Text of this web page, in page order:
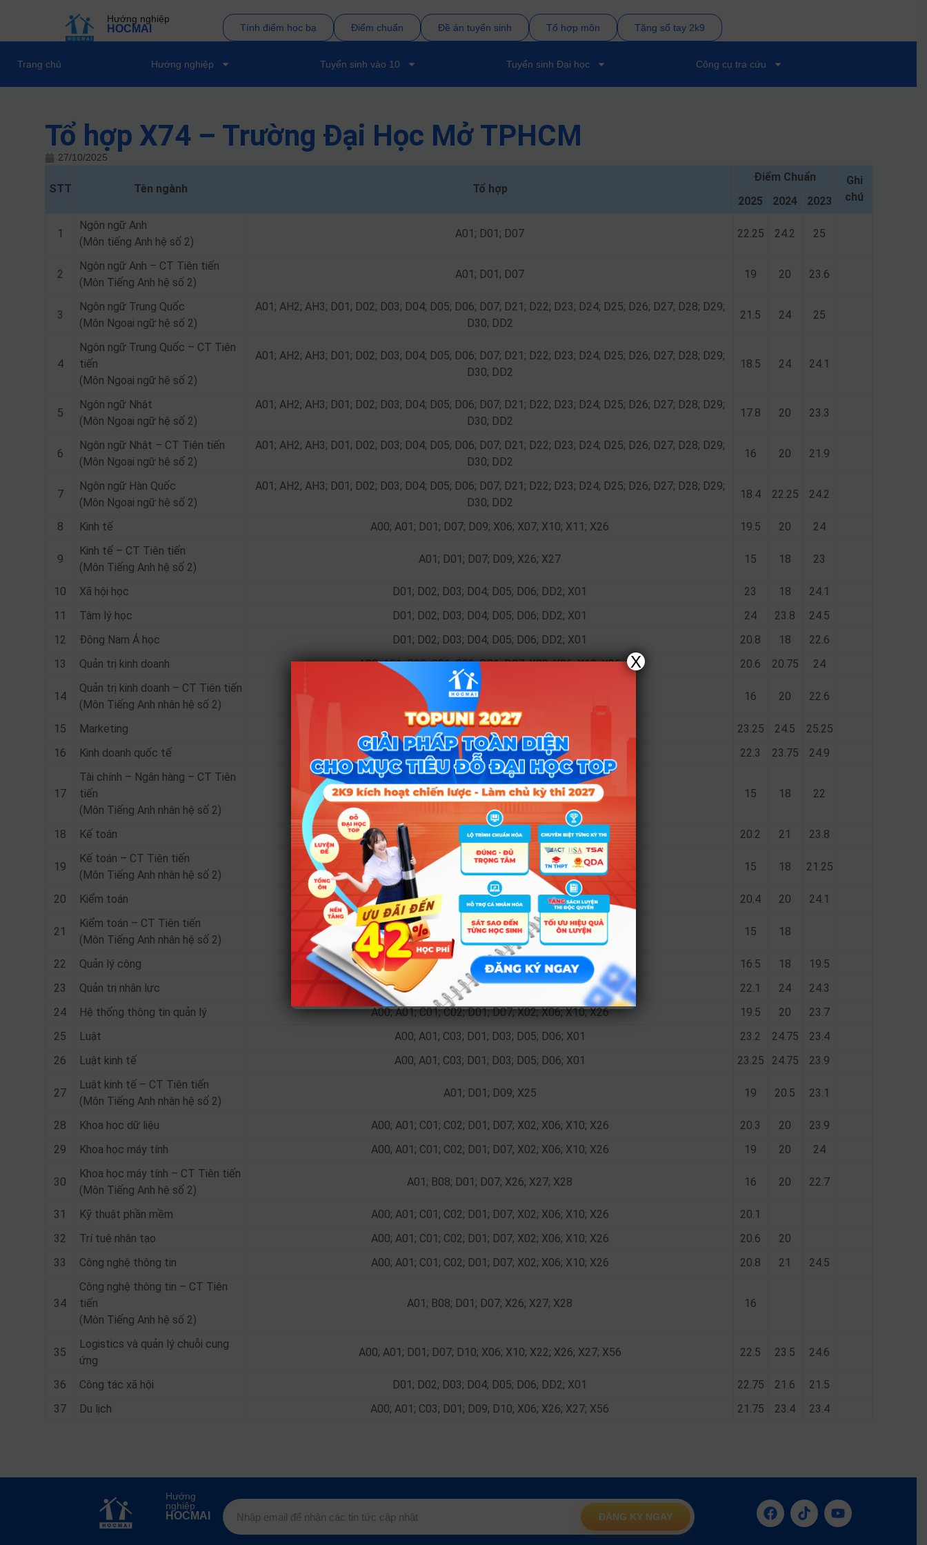
Hướng nghiệp
HOCMAI Tính điểm học bạ Điểm chuẩn Đề án tuyển sinh Tổ hợp môn Tặng sổ tay 2k9
Trang chủ Hướng nghiệp Tuyển sinh vào 10 Tuyển sinh Đại học Công cụ tra cứu
Tổ hợp X74 – Trường Đại Học Mở TPHCM
27/10/2025
STT Tên ngành Tổ hợp
Điểm Chuẩn
Ghi
chú
2025 2024 2023
1
Ngôn ngữ Anh
(Môn tiếng Anh hệ số 2)
A01; D01; D07 22.25 24.2 25
2
Ngôn ngữ Anh – CT Tiên tiến
(Môn Tiếng Anh hệ số 2)
A01; D01; D07 19 20 23.6
3
Ngôn ngữ Trung Quốc
(Môn Ngoại ngữ hệ số 2)
A01; AH2; AH3; D01; D02; D03; D04; D05; D06; D07; D21; D22; D23; D24; D25; D26; D27; D28; D29;
D30; DD2
21.5 24 25
4
Ngôn ngữ Trung Quốc – CT Tiên
tiến
(Môn Ngoại ngữ hệ số 2)
A01; AH2; AH3; D01; D02; D03; D04; D05; D06; D07; D21; D22; D23; D24; D25; D26; D27; D28; D29;
D30; DD2
18.5 24 24.1
5
Ngôn ngữ Nhật
(Môn Ngoại ngữ hệ số 2)
A01; AH2; AH3; D01; D02; D03; D04; D05; D06; D07; D21; D22; D23; D24; D25; D26; D27; D28; D29;
D30; DD2
17.8 20 23.3
6
Ngôn ngữ Nhật – CT Tiên tiến
(Môn Ngoại ngữ hệ số 2)
A01; AH2; AH3; D01; D02; D03; D04; D05; D06; D07; D21; D22; D23; D24; D25; D26; D27; D28; D29;
D30; DD2
16 20 21.9
7
Ngôn ngữ Hàn Quốc
(Môn Ngoại ngữ hệ số 2)
A01; AH2; AH3; D01; D02; D03; D04; D05; D06; D07; D21; D22; D23; D24; D25; D26; D27; D28; D29;
D30; DD2
18.4 22.25 24.2
8 Kinh tế A00; A01; D01; D07; D09; X06; X07; X10; X11; X26 19.5 20 24
9
Kinh tế – CT Tiên tiến
(Môn Tiếng Anh hệ số 2)
A01; D01; D07; D09; X26; X27 15 18 23
10 Xã hội học D01; D02; D03; D04; D05; D06; DD2; X01 23 18
24.1
11
Tâm lý học D01; D02; D03; D04; D05; D06; DD2; X01 24 23.8
24.5
12
Đông Nam Á học D01; D02; D03; D04; D05; D06; DD2; X01 20.8 18
22.6
13
Quản trị kinh doanh A00; A01; B08; C01; C02; D01; D07; X02; X06; X10; X26 20.6 20.75 24
14
Quản trị kinh doanh – CT Tiên tiến
(Môn Tiếng Anh nhân hệ số 2)
A01; B08; D01; D07; D09; X26; X27 16 20 22.6
15 Marketing A00; A01; C01; C02; D01; D07; D08; X02; X06; X10; X26 23.25 24.5
25.25
16
Kinh doanh quốc tế A00; A01; B08; C01; C02; D01; D07; X02; X06; X10; X26 22.3 23.75 24.9
17
Tài chính – Ngân hàng – CT Tiên
tiến
(Môn Tiếng Anh nhân hệ số 2)
A01; B08; D01; D07; D09; D10; X25; X26; X27; X28 15 18 22
18 Kế toán A00; A01; C01; C02; D01; D07; X02; X06; X10; X25; X26 20.2 21 23.8
19
Kế toán – CT Tiên tiến
(Môn Tiếng Anh nhân hệ số 2)
A01; D01; D07; X25; X26; X27; X28 15 18 21.25
20 Kiểm toán A00; A01; C01; C02; D01; D07; X02; X06; X10; X25; X26 20.4 20 24.1
21
Kiểm toán – CT Tiên tiến
(Môn Tiếng Anh nhân hệ số 2)
A01; D01; D07; X25; X26; X27; X28 15 18
22 Quản lý công A00; A01; D01; D07; D09; X06; X07; X10; X11; X26 16.5 18
19.5
23
Quản trị nhân lực A00; A01; C01; C03; D01; D09; X02; X06; X26; X27; X56 22.1 24
24.3
24
Hệ thống thông tin quản lý A00; A01; C01; C02; D01; D07; X02; X06; X10; X26 19.5 20
23.7
25
Luật A00; A01; C03; D01; D03; D05; D06; X01 23.2 24.75
23.4
26
Luật kinh tế A00; A01; C03; D01; D03; D05; D06; X01 23.25 24.75 23.9
27
Luật kinh tế – CT Tiên tiến
(Môn Tiếng Anh nhân hệ số 2)
A01; D01; D09; X25 19 20.5 23.1
28 Khoa học dữ liệu A00; A01; C01; C02; D01; D07; X02; X06; X10; X26 20.3 20
23.9
29
Khoa học máy tính A00; A01; C01; C02; D01; D07; X02; X06; X10; X26 19 20 24
30
Khoa học máy tính – CT Tiên tiến
(Môn Tiếng Anh hệ số 2)
A01; B08; D01; D07; X26; X27; X28 16 20 22.7
31 Kỹ thuật phần mềm A00; A01; C01; C02; D01; D07; X02; X06; X10; X26
20.1
32
Trí tuệ nhân tạo A00; A01; C01; C02; D01; D07; X02; X06; X10; X26 20.6
20
33
Công nghệ thông tin A00; A01; C01; C02; D01; D07; X02; X06; X10; X26 20.8 21 24.5
34
Công nghệ thông tin – CT Tiên
tiến
(Môn Tiếng Anh hệ số 2)
A01; B08; D01; D07; X26; X27; X28 16
35
Logistics và quản lý chuỗi cung
ứng
A00; A01; D01; D07; D10; X06; X10; X22; X26; X27; X56 22.5 23.5 24.6
36 Công tác xã hội D01; D02; D03; D04; D05; D06; DD2; X01 22.75 21.6
21.5
37
Du lịch A00; A01; C03; D01; D09; D10; X06; X26; X27; X56 21.75 23.4 23.4
Hướng
nghiệp
HOCMAI ĐĂNG KÝ NGAY
X